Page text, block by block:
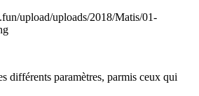
différents paramètres, parmis ceux qui